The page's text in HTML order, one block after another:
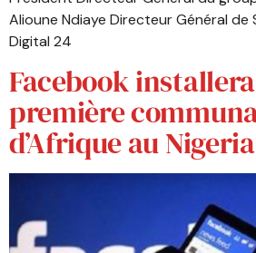
Alioune Ndiaye Directeur Général de
Digital 24
Facebook
première
d’Afrique au Nigeria